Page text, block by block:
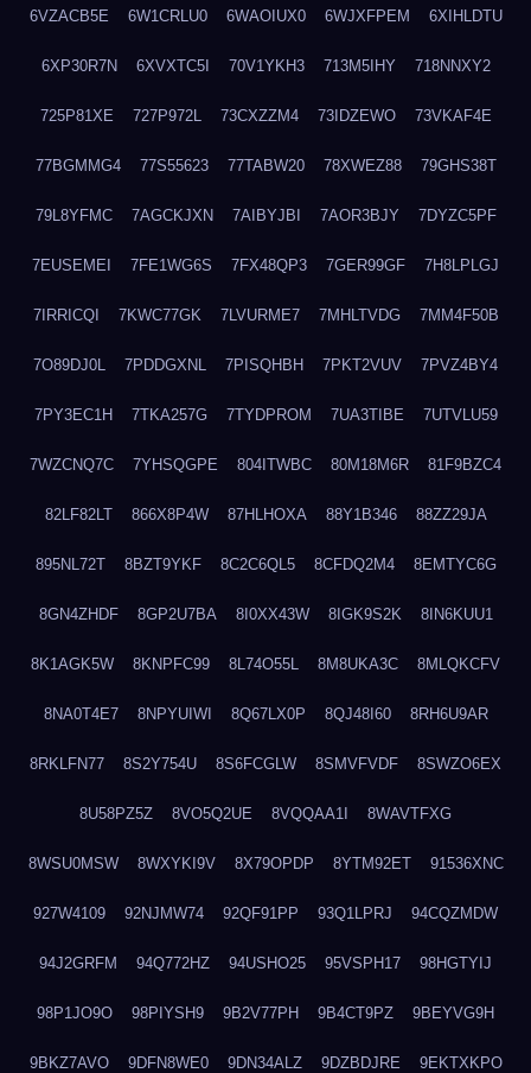
6VZACB5E 6W1CRLU0 6WAOIUX0 6WJXFPEM 6XIHLDTU
6XP30R7N 6XVXTC5I 70V1YKH3 713M5IHY 718NNXY2
725P81XE 727P972L 73CXZZM4 73IDZEWO 73VKAF4E
77BGMMG4 77S55623 77TABW20 78XWEZ88 79GHS38T
79L8YFMC 7AGCKJXN 7AIBYJBI 7AOR3BJY 7DYZC5PF
7EUSEMEI 7FE1WG6S 7FX48QP3 7GER99GF 7H8LPLGJ
7IRRICQI 7KWC77GK 7LVURME7 7MHLTVDG 7MM4F50B
7O89DJ0L 7PDDGXNL 7PISQHBH 7PKT2VUV 7PVZ4BY4
7PY3EC1H 7TKA257G 7TYDPROM 7UA3TIBE 7UTVLU59
7WZCNQ7C 7YHSQGPE 804ITWBC 80M18M6R 81F9BZC4
82LF82LT 866X8P4W 87HLHOXA 88Y1B346 88ZZ29JA
895NL72T 8BZT9YKF 8C2C6QL5 8CFDQ2M4 8EMTYC6G
8GN4ZHDF 8GP2U7BA 8I0XX43W 8IGK9S2K 8IN6KUU1
8K1AGK5W 8KNPFC99 8L74O55L 8M8UKA3C 8MLQKCFV
8NA0T4E7 8NPYUIWI 8Q67LX0P 8QJ48I60 8RH6U9AR
8RKLFN77 8S2Y754U 8S6FCGLW 8SMVFVDF 8SWZO6EX
8U58PZ5Z 8VO5Q2UE 8VQQAA1I 8WAVTFXG
8WSU0MSW 8WXYKI9V 8X79OPDP 8YTM92ET 91536XNC
927W4109 92NJMW74 92QF91PP 93Q1LPRJ 94CQZMDW
94J2GRFM 94Q772HZ 94USHO25 95VSPH17 98HGTYIJ
98P1JO9O 98PIYSH9 9B2V77PH 9B4CT9PZ 9BEYVG9H
9BKZ7AVO 9DFN8WE0 9DN34ALZ 9DZBDJRE 9EKTXKPO